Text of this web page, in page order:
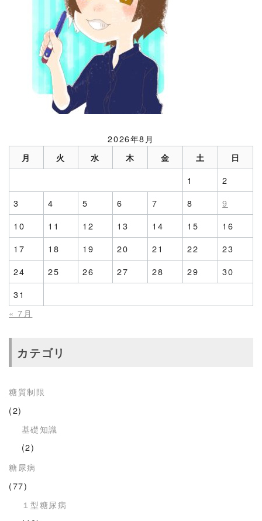
2026年8月
月 火 水 木 金 土 日
1
2
3
4 5 6 7 8
9
10
11 12 13 14 15
16
17
18 19 20 21 22
23
24
25 26 27 28 29
30
31
« 7月
カテゴリ
糖質制限
(2)
基礎知識
(2)
糖尿病
(77)
１型糖尿病